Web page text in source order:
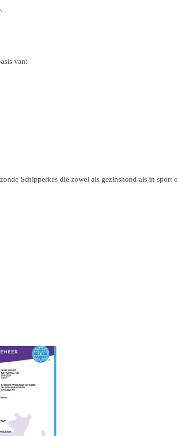
van:
Schipperkes die zowel als gezinshond als in sport